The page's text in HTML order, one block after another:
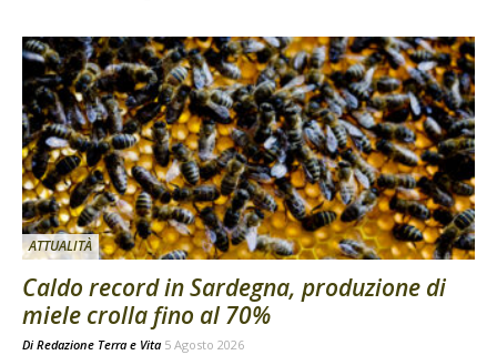
ATTUALITÀ
Caldo record in Sardegna, produzione di
miele crolla fino al 70%
Di Redazione Terra e Vita 5 Agosto 2026